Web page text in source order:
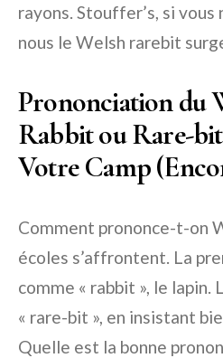
rayons. Stouffer’s, si vous
nous le Welsh rarebit
Prononciation du
Rabbit ou Rare-
Votre Camp
Comment prononce-t-on
écoles s’affrontent. La
comme « rabbit », le lapin.
« rare-bit », en insistant
Quelle est la bonne